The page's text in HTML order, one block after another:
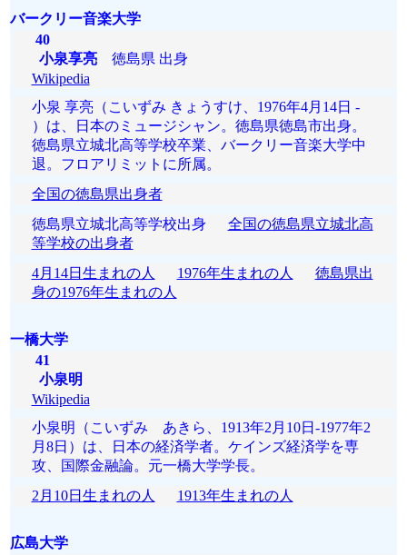
バークリー音楽大学
40
小泉享亮徳島県 出身
Wikipedia
小泉 享亮（こいずみ きょうすけ、1976年4月14日 -
）は、日本のミュージシャン。徳島県徳島市出身。
徳島県立城北高等学校卒業、バークリー音楽大学中
退。フロアリミットに所属。
全国の徳島県出身者
徳島県立城北高等学校出身 全国の徳島県立城北高
等学校の出身者
4月14日生まれの人
1976年生まれの人
徳島県出
身の1976年生まれの人
一橋大学
41
小泉明
Wikipedia
小泉明（こいずみ あきら、1913年2月10日-1977年2
月8日）は、日本の経済学者。ケインズ経済学を専
攻、国際金融論。元一橋大学学長。
2月10日生まれの人
1913年生まれの人
広島大学